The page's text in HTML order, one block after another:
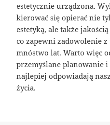
estetycznie urządzona.
kierować się opierać nie
estetyką, ale także
co zapewni zadowolenie
mnóstwo lat. Warto więc
przemyślane planowanie
najlepiej odpowiadają
życia.